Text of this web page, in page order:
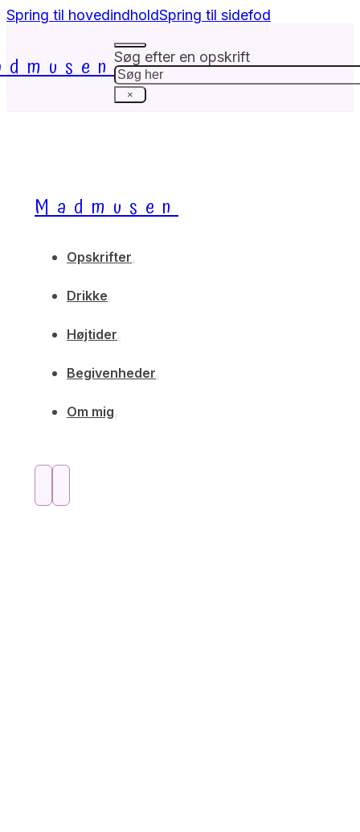
Spring til hovedindholdSpring til sidefod
Søg efter en opskrift
Søg
×
Madmusen
Opskrifter
Drikke
Højtider
Begivenheder
Om mig